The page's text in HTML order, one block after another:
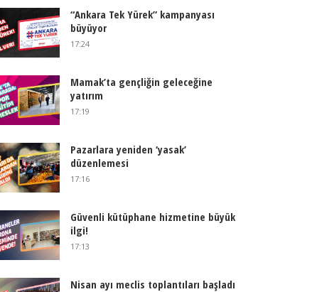
“Ankara Tek Yürek” kampanyası
büyüyor
17:24
Mamak’ta gençliğin geleceğine
yatırım
17:19
Pazarlara yeniden ‘yasak’
düzenlemesi
17:16
Güvenli kütüphane hizmetine büyük
ilgi!
17:13
Nisan ayı meclis toplantıları başladı